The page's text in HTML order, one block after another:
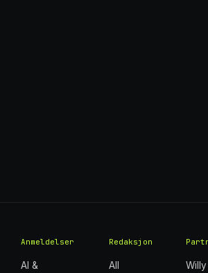
Anmeldelser
AI &
Redaksjon
All